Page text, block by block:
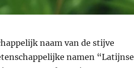
naam van de stijve
namen “Latijnse